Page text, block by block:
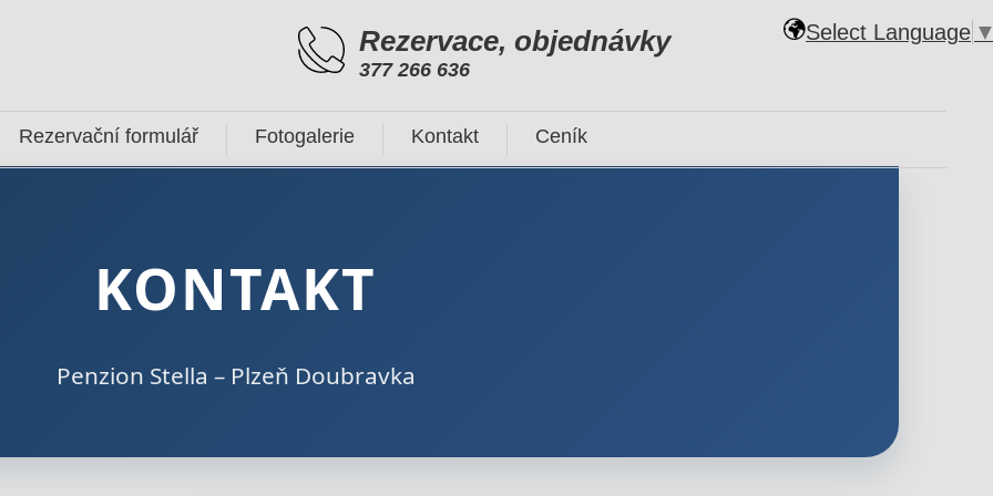
KONTAKT
Penzion Stella – Plzeň Doubravka
Rezervace, objednávky
377 266 636
Rezervační formulář Fotogalerie Kontakt Ceník
Select Language